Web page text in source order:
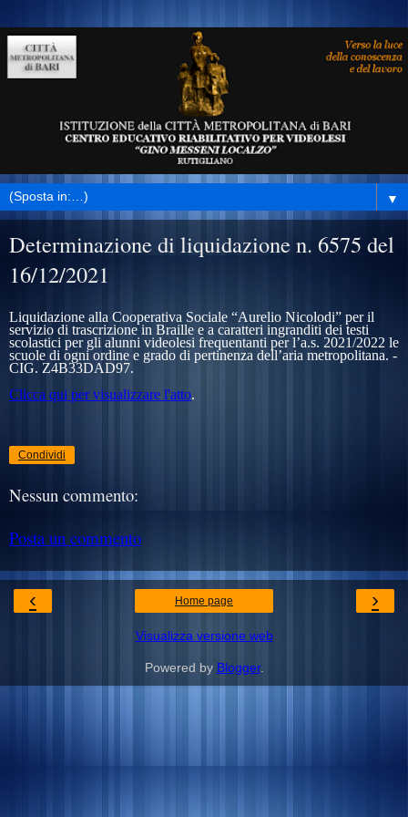
▼
Determinazione di liquidazione n. 6575 del
16/12/2021
Liquidazione alla Cooperativa Sociale “Aurelio Nicolodi” per il
servizio di trascrizione in Braille e a caratteri ingranditi dei testi
scolastici per gli alunni videolesi frequentanti per l’a.s. 2021/2022 le
scuole di ogni ordine e grado di pertinenza dell’aria metropolitana. -
CIG. Z4B33DAD97.
Clicca qui per visualizzare l'atto.
Condividi
Nessun commento:
Posta un commento
‹ ›
Home page
Visualizza versione web
Powered by Blogger.